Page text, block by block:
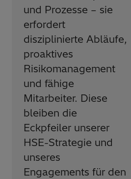
und Prozesse – sie
erfordert
disziplinierte Abläufe,
proaktives
Risikomanagement
und fähige
Mitarbeiter. Diese
bleiben die
Eckpfeiler unserer
HSE-Strategie und
unseres
Engagements für den